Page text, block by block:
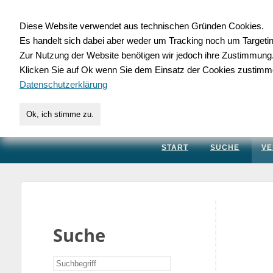
für Handwerk,
START SUCHE
Suche
Diese Website verwendet aus technischen Gründen Cookies.
Es handelt sich dabei aber weder um Tracking noch um
Zur Nutzung der Website benötigen wir jedoch ihre Zustimmung.
Klicken Sie auf Ok wenn Sie dem Einsatz der Cookies
Datenschutzerklärung
Ok, ich stimme zu.